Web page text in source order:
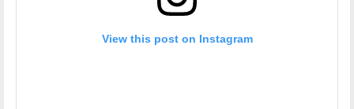
View this post on Instagram